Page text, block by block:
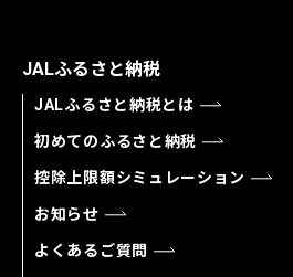
JALふるさと納税
JALふるさと納税とは
初めてのふるさと納税
控除上限額シミュレーション
お知らせ
よくあるご質問